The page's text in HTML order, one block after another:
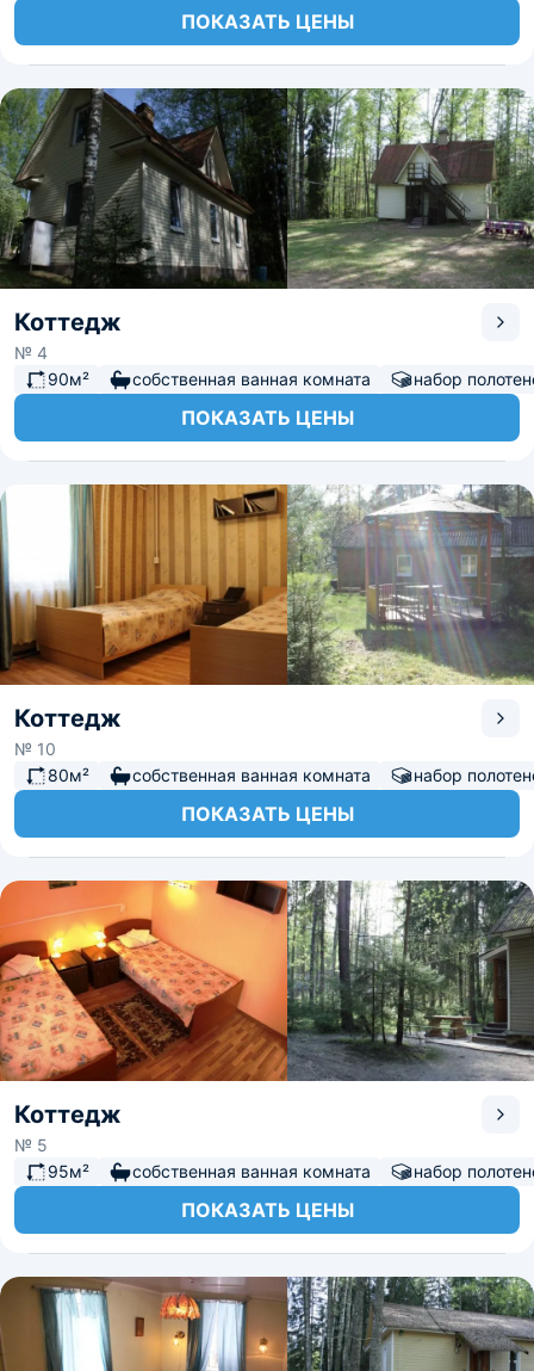
ПОКАЗАТЬ ЦЕНЫ
Коттедж
№ 4
90м²
собственная ванная комната набор
ПОКАЗАТЬ ЦЕНЫ
Коттедж
№ 10
80м²
собственная ванная комната набор
ПОКАЗАТЬ ЦЕНЫ
Коттедж
№ 5
95м²
собственная ванная комната набор
ПОКАЗАТЬ ЦЕНЫ